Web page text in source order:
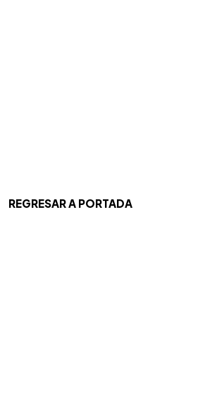
REGRESAR A PORTADA